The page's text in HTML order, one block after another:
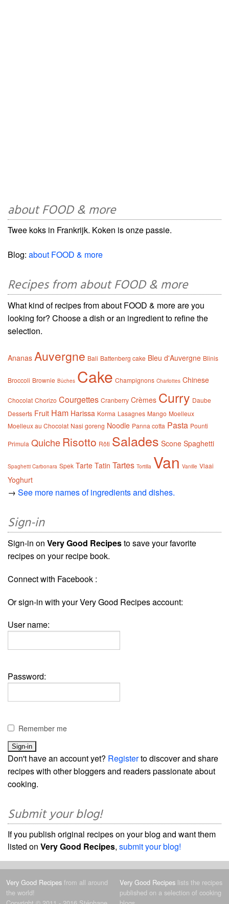
about FOOD & more
Twee koks in Frankrijk. Koken is onze passie.
Blog: about FOOD & more
Recipes from about FOOD & more
What kind of recipes from about FOOD & more are you
looking for? Choose a dish or an ingredient to refine the
selection.
Ananas Auvergne Bali Battenberg cake Bleu d'Auvergne Blinis
Broccoli Brownie Bûches Cake Champignons Charlottes Chinese
Chocolat Chorizo Courgettes Cranberry Crèmes Curry Daube
Desserts Fruit Ham Harissa Korma Lasagnes Mango Moelleux
Moelleux au Chocolat Nasi goreng Noodle Panna cotta Pasta Pounti
Primula Quiche Risotto Rôti Salades Scone Spaghetti
Spaghetti Carbonara Spek Tarte Tatin Tartes Tortilla Van Vanille Vlaai
Yoghurt
→ See more names of ingredients and dishes.
Sign-in
Sign-in on Very Good Recipesto save your favorite
recipes on your recipe book.
Connect with Facebook :
Or sign-in with your Very Good Recipes account:
User name:
Password:
Remember me
Don't have an account yet? Registerto discover and share
recipes with other bloggers and readers passionate about
cooking.
Submit your blog!
If you publish original recipes on your blog and want them
listed on Very Good Recipes, submit your blog!
Very Good Recipes from all around
the world!
Very Good Recipes lists the recipes
published on a selection of cooking